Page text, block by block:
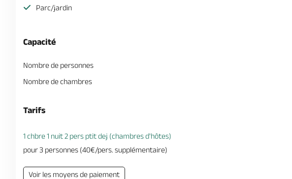
Parc/jardin
Capacité
Nombre de personnes
Nombre de chambres
Tarifs
1 chbre 1 nuit 2 pers ptit dej (chambres d'hôtes)
pour 3 personnes (40€/pers. supplémentaire)
Voir les moyens de paiement